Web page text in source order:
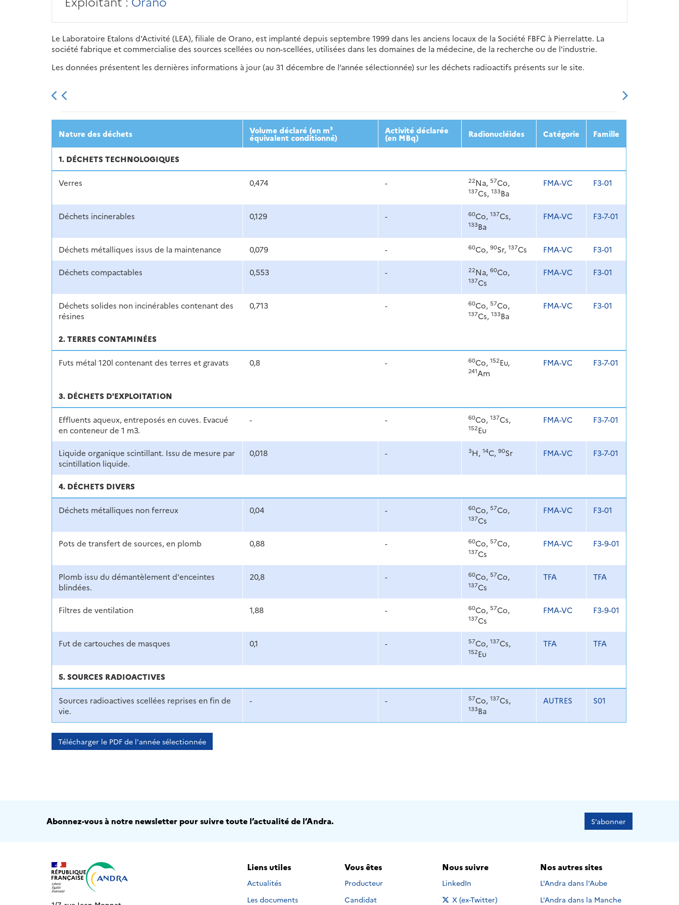
Le Laboratoire Etalons d'Activité (LEA), filiale de Orano, est implanté depuis septembre 1999 dans les anciens locaux de la Société FBFC à Pierrelatte. La
société fabrique et commercialise des sources scellées ou non-scellées, utilisées dans les domaines de la médecine, de la recherche ou de l'industrie.
Les données présentent les dernières informations à jour (au 31 décembre de l’année sélectionnée) sur les déchets radioactifs présents sur le site.
2013 2014 2015 2016 2017 2018 2019 2020 2021 2022 2023
Nature des déchets Volume déclaré (en m³
équivalent conditionné)
Activité déclarée
(en MBq) Radionucléides Catégorie Famille
1. DÉCHETS TECHNOLOGIQUES
Verres 0,474 - 22Na, 57Co,
137Cs, 133Ba
FMA-VC F3-01
Déchets incinerables 0,129 - 60Co, 137Cs,
133Ba
FMA-VC F3-7-01
Déchets métalliques issus de la maintenance 0,079 - 60Co, 90Sr, 137Cs FMA-VC F3-01
Déchets compactables 0,553 - 22Na, 60Co,
137Cs
FMA-VC F3-01
Déchets solides non incinérables contenant des
résines
0,713 - 60Co, 57Co,
137Cs, 133Ba
FMA-VC F3-01
2. TERRES CONTAMINÉES
Futs métal 120l contenant des terres et gravats 0,8 - 60Co, 152Eu,
241Am
FMA-VC F3-7-01
3. DÉCHETS D'EXPLOITATION
Effluents aqueux, entreposés en cuves. Evacué
en conteneur de 1 m3.
- - 60Co, 137Cs,
152Eu
FMA-VC F3-7-01
Liquide organique scintillant. Issu de mesure par
scintillation liquide.
0,018 - 3H, 14C, 90Sr FMA-VC F3-7-01
4. DÉCHETS DIVERS
Déchets métalliques non ferreux 0,04 - 60Co, 57Co,
137Cs
FMA-VC F3-01
Pots de transfert de sources, en plomb 0,88 - 60Co, 57Co,
137Cs
FMA-VC F3-9-01
Plomb issu du démantèlement d'enceintes
blindées.
20,8 - 60Co, 57Co,
137Cs
TFA TFA
Filtres de ventilation 1,88 - 60Co, 57Co,
137Cs
FMA-VC F3-9-01
Fut de cartouches de masques 0,1 - 57Co, 137Cs,
152Eu
TFA TFA
5. SOURCES RADIOACTIVES
Sources radioactives scellées reprises en fin de
vie.
- - 57Co, 137Cs,
133Ba
AUTRES S01
Télécharger le PDF de l'année sélectionnée
Abonnez-vous à notre newsletter pour suivre toute l’actualité de l’Andra. S’abonner
Liens utiles
Actualités
Les documents
Vous êtes
Producteur
Candidat
Nous suivre
Nous suivre sur
LinkedIn
Nous suivre sur
X (ex-Twitter)
Nos autres sites
L'Andra dans l'Aube
L'Andra dans la Manche